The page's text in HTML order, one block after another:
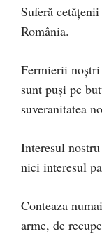
Suferă
România.
Fermierii
sunt puși pe
suveranitatea
Interesul
nici interesul
Conteaza
arme, de